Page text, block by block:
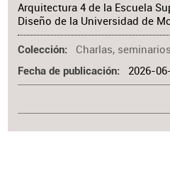
Arquitectura 4 de la Escuela
Diseño de la Universidad de
Colección Charlas,
Fecha de publicación 2026-